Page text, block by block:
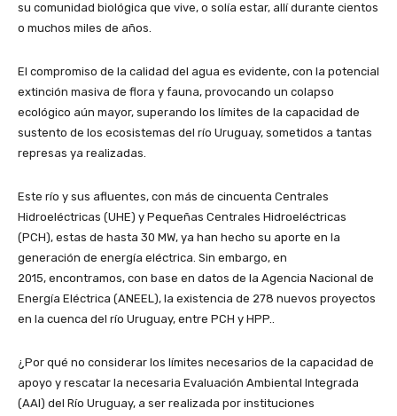
su comunidad biológica que vive, o solía estar, allí durante cientos
o muchos miles de años.
El compromiso de la calidad del agua es evidente, con la potencial
extinción masiva de flora y fauna, provocando un colapso
ecológico aún mayor, superando los límites de la capacidad de
sustento de los ecosistemas del río Uruguay, sometidos a tantas
represas ya realizadas.
Este río y sus afluentes, con más de cincuenta Centrales
Hidroeléctricas (UHE) y Pequeñas Centrales Hidroeléctricas
(PCH), estas de hasta 30 MW, ya han hecho su aporte en la
generación de energía eléctrica. Sin embargo, en
2015, encontramos, con base en datos de la Agencia Nacional de
Energía Eléctrica (ANEEL), la existencia de 278 nuevos proyectos
en la cuenca del río Uruguay, entre PCH y HPP..
¿Por qué no considerar los límites necesarios de la capacidad de
apoyo y rescatar la necesaria Evaluación Ambiental Integrada
(AAI) del Río Uruguay, a ser realizada por instituciones